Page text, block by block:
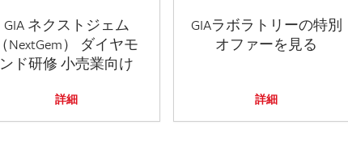
GIA ネクストジェム
（NextGem） ダイヤモ
ンド研修 小売業向け
詳細
GIAラボラトリーの特別
オファーを見る
詳細